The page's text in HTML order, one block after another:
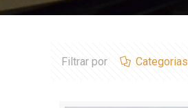
Filtrar por Categorias